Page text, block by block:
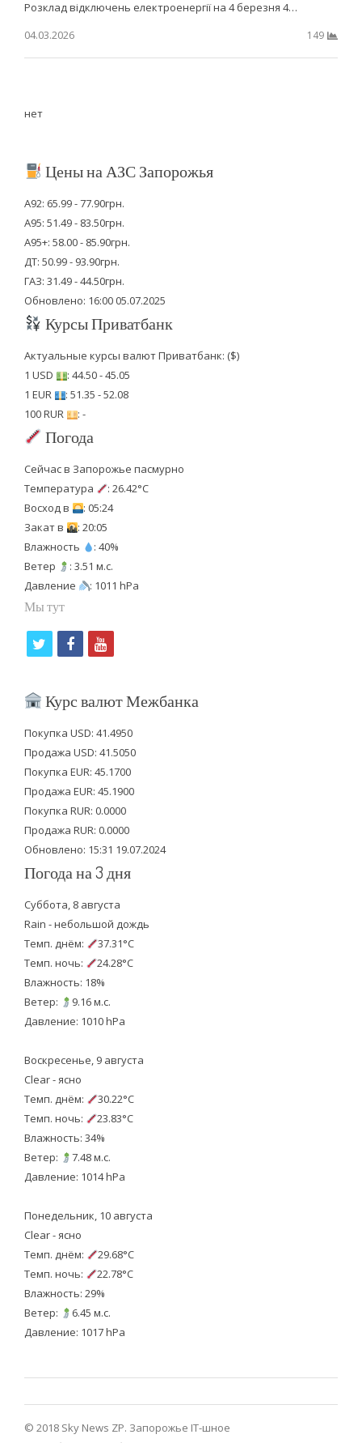
Розклад відключень електроенергії на 4 березня 4…
04.03.2026
149
нет
Цены на АЗС Запорожья
А92: 65.99 - 77.90грн.
А95: 51.49 - 83.50грн.
А95+: 58.00 - 85.90грн.
ДТ: 50.99 - 93.90грн.
ГАЗ: 31.49 - 44.50грн.
Обновлено: 16:00 05.07.2025
Курсы Приватбанк
Актуальные курсы валют Приватбанк: ($)
1 USD
: 44.50 - 45.05
1 EUR
: 51.35 - 52.08
100 RUR
: -
Погода
Сейчас в Запорожье пасмурно
Температура
: 26.42°C
Восход в
: 05:24
Закат в
: 20:05
Влажность
: 40%
Ветер
: 3.51 м.с.
Давление
: 1011 hPa
Мы тут
i
t
e
r
f
c
b
o
o
k
y
u
u
b
e
Курс валют Межбанка
Покупка USD: 41.4950
Продажа USD: 41.5050
Покупка EUR: 45.1700
Продажа EUR: 45.1900
Покупка RUR: 0.0000
Продажа RUR: 0.0000
Обновлено: 15:31 19.07.2024
Погода на 3 дня
Суббота, 8 августа
Rain - небольшой дождь
Темп. днём:
37.31°C
Темп. ночь:
24.28°C
Влажность: 18%
Ветер:
9.16 м.с.
Давление: 1010 hPa
Воскресенье, 9 августа
Clear - ясно
Темп. днём:
30.22°C
Темп. ночь:
23.83°C
Влажность: 34%
Ветер:
7.48 м.с.
Давление: 1014 hPa
Понедельник, 10 августа
Clear - ясно
Темп. днём:
29.68°C
Темп. ночь:
22.78°C
Влажность: 29%
Ветер:
6.45 м.с.
Давление: 1017 hPa
© 2018 Sky News ZP. Запорожье IT-шное